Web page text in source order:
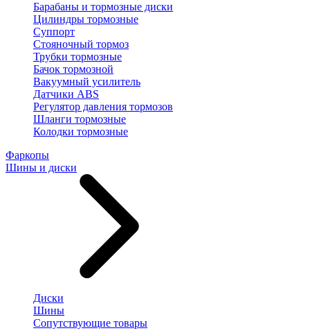
Барабаны и тормозные диски
Цилиндры тормозные
Суппорт
Стояночный тормоз
Трубки тормозные
Бачок тормозной
Вакуумный усилитель
Датчики ABS
Регулятор давления тормозов
Шланги тормозные
Колодки тормозные
Фаркопы
Шины и диски
Диски
Шины
Сопутствующие товары